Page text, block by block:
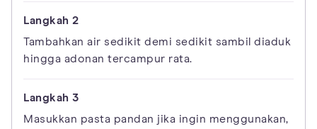
Tambahkan air sedikit demi sedikit sambil diaduk
hingga adonan tercampur rata.
Masukkan pasta pandan jika ingin menggunakan,